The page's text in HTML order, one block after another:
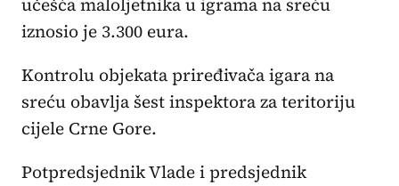
iznosio je 3.300 eura.
Kontrolu objekata priređivača igara na
sreću obavlja šest inspektora za teritoriju
cijele Crne Gore.
Potpredsjednik Vlade i predsjednik